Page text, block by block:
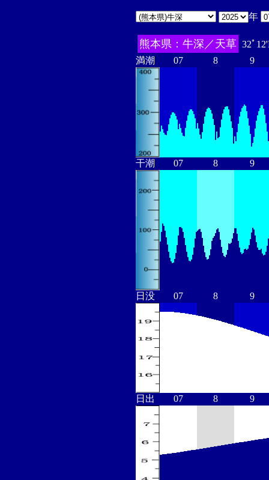
年
熊本県：牛深／天草 32ﾟ
満潮
07 8 9
干潮 07 8 9
日没 07 8 9
日出 07 8 9